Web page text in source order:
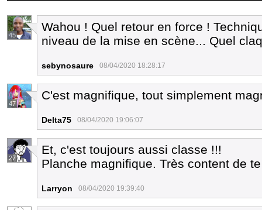
45
Wahou ! Quel retour en force !
niveau de la mise en scène... Quel
sebynosaure 08/04/2020 18:28:17
47
C'est magnifique, tout simplement
Delta75 08/04/2020 19:06:07
27
Et, c'est toujours aussi classe !!!
Planche magnifique. Très content de
Larryon 08/04/2020 19:39:40